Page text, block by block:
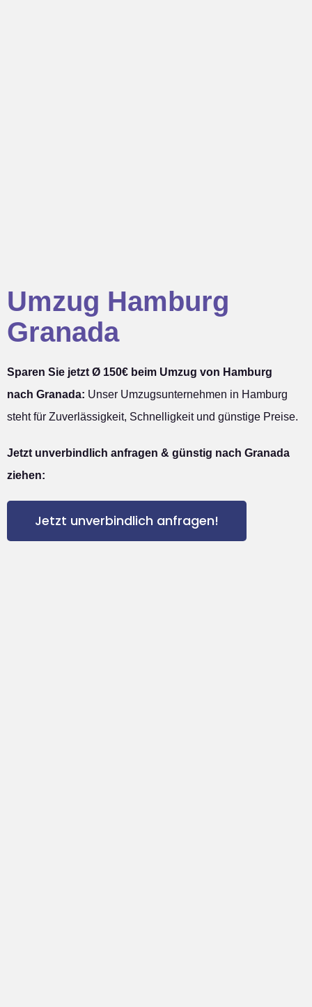
Umzug Hamburg
Granada
Sparen Sie jetzt Ø 150€ beim Umzug von Hamburg
nach Granada: Unser Umzugsunternehmen in Hamburg
steht für Zuverlässigkeit, Schnelligkeit und günstige Preise.
Jetzt unverbindlich anfragen & günstig nach Granada
ziehen:
Jetzt unverbindlich anfragen!